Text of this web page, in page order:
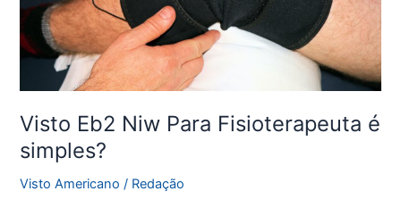
Visto Eb2 Niw Para Fisioterapeuta é
simples?
Visto Americano / Redação